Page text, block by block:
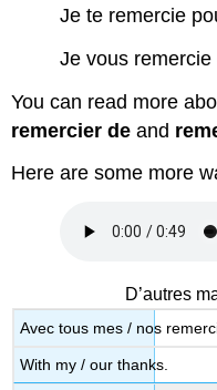
Je te remercie
Je vous
You can read more
remercier deand
Here are some more
D’autres
Avec tous mes / nos
With my / our thanks.